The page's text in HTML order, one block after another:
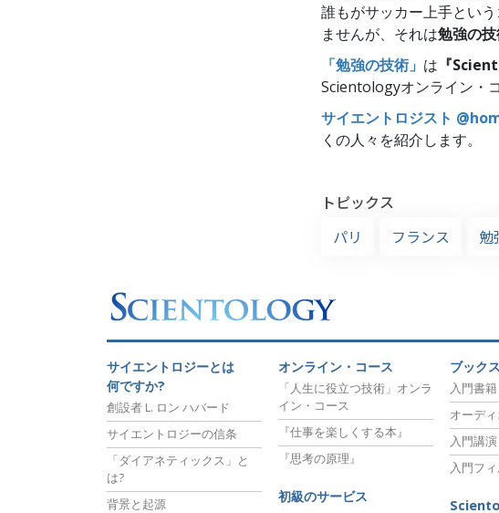
誰もがサッカー上手とい
ませんが、それは勉強の
「勉強の技術」 は 『
Scientologyオンライン・
サイエントロジスト
くの人々を紹介します。
トピックス
パリ
フランス 勉
サイエントロジーとは
何ですか?
創設者 L. ロン ハバード
サイエントロジーの信条
「ダイアネティックス」と
は?
背景と起源
オンライン・コース
「人生に役立つ技術」オンラ
イン・コース
『仕事を楽しくする本』
『思考の原理』
初級のサービス
ブック
入門書籍
オーデ
入門講演
入門フ